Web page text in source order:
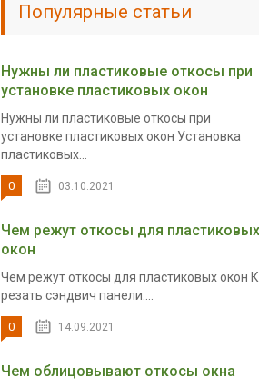
Популярные статьи
Нужны ли пластиковые откосы при
установке пластиковых окон
Нужны ли пластиковые откосы при
установке пластиковых окон Установка
пластиковых...
0 03.10.2021
Чем режут откосы для пластиковых
окон
Чем режут откосы для пластиковых окон
резать сэндвич панели....
0 14.09.2021
Чем облицовывают откосы окна